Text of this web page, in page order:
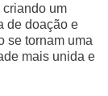
um
de doação e
se tornam uma
mais unida e